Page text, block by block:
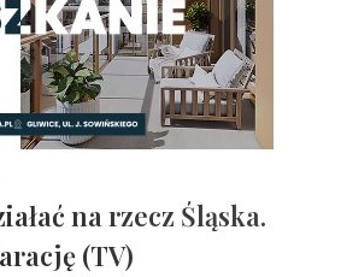
na rzecz Śląska.
(TV)